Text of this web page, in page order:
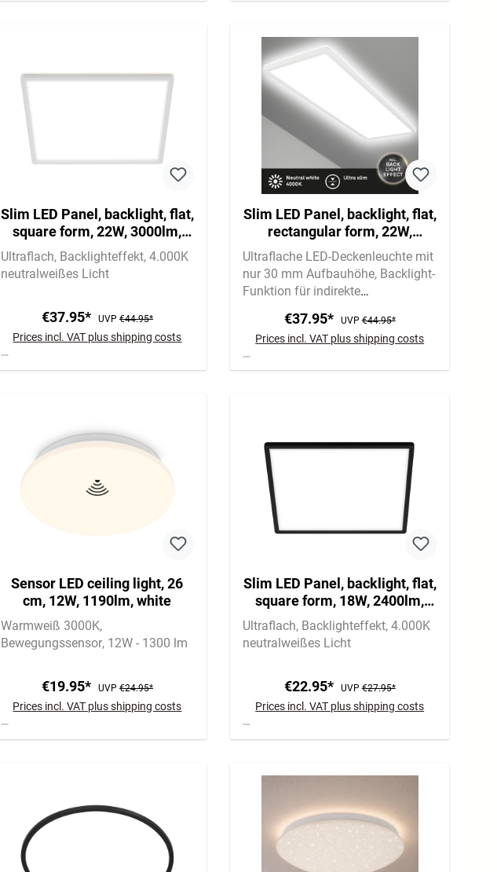
Slim LED Panel, backlight, flat,
square form, 22W, 3000lm,
white
Ultraflach Backlighteffekt 4.000K
neutralweißes Licht
€37.95* UVP €44.95*
Prices incl. VAT plus shipping costs
Slim LED Panel, backlight, flat,
rectangular form, 22W,
3000lm, white
Ultraflache LED-Deckenleuchte mit
nur 30 mm Aufbauhöhe Backlight-
Funktion für indirekte
3.000lm, neutralweißes Licht
(4.000 K) für Arbeitsbereiche
€37.95* UVP€44.95*
Prices incl. VAT plus shipping costs
Sensor LED ceiling light, 26
cm, 12W, 1190lm, white
Warmweiß 3000K
Bewegungssensor 12W - 1300 lm
€19.95* UVP €24.95*
Prices incl. VAT plus shipping costs
Slim LED Panel, backlight, flat,
square form, 18W, 2400lm,
black
Ultraflach Backlighteffekt 4.000K
neutralweißes Licht
€22.95* UVP€27.95*
Prices incl. VAT plus shipping costs